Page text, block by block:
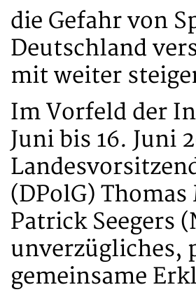
die Gefahr von
Deutschland
mit weiter
Im Vorfeld der
Juni bis 16. Juni
(DPolG)
Patrick Seegers
unverzügliches,
gemeinsame